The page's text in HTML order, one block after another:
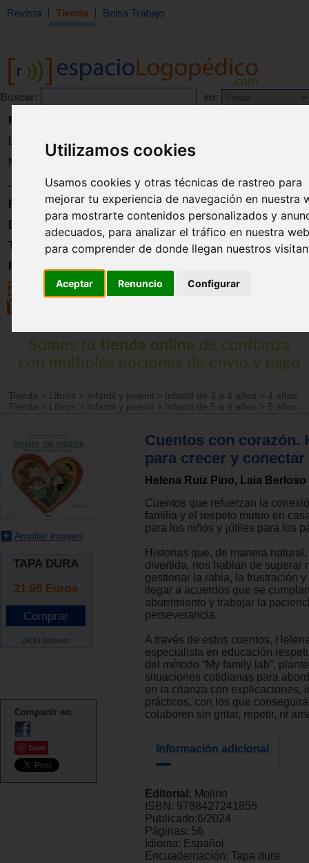
Utilizamos cookies
Usamos cookies y otras técnicas de rastreo para
mejorar tu experiencia de navegación en nuestra
para mostrarte contenidos personalizados y
adecuados, para analizar el tráfico en nuestra
para comprender de donde llegan nuestros
Aceptar Renuncio Configurar
Revista Tienda Bolsa Trabajo
Buscar: en:
Revista
Libros
Material
Juguetes
Formación
Directorio
Trabajo
Registro
Tienda > Libros > Infantil y juvenil > Infantil de 3 a 4 años > 4 años
Tienda
> Libros > Infantil y juvenil > Infantil de 5 a 8 años > 5 años
Ampliar imagen
TAPA DURA
21.95 Euros
24.33 Dólares*
Compartir en:
Save
Cuentos con corazón.
para crecer y
Helena Ruiz Pino, Laia Berloso
Cuentos que refuerzan la
familia y el respeto mutuo en
para los niños y ¡útiles para los
Historias que, de manera
divertida, nos hablan de superar
gestionar la rabia, la frustración
llegar a acuerdos que se
aburrimiento y trabajar la
perseverancia.
A través de estos cuentos,
especialista en educación
del método “My family lab”,
situaciones cotidianas para
en la crianza con explicaciones,
prácticos, con los que
colaboren sin gritar, repetir, ni
Información adicional
Editorial: Molino
ISBN: 9788427241855
Publicado:6/2024
Páginas: 56
Idioma: Español
Encuadernación: Tapa dura